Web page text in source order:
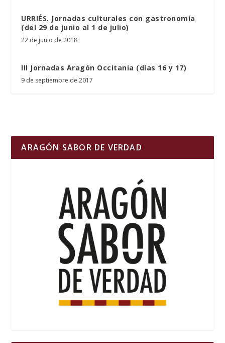
URRIÉS. Jornadas culturales con gastronomía
(del 29 de junio al 1 de julio)
22 de junio de 2018
III Jornadas Aragón Occitania (días 16 y 17)
9 de septiembre de 2017
ARAGÓN SABOR DE VERDAD